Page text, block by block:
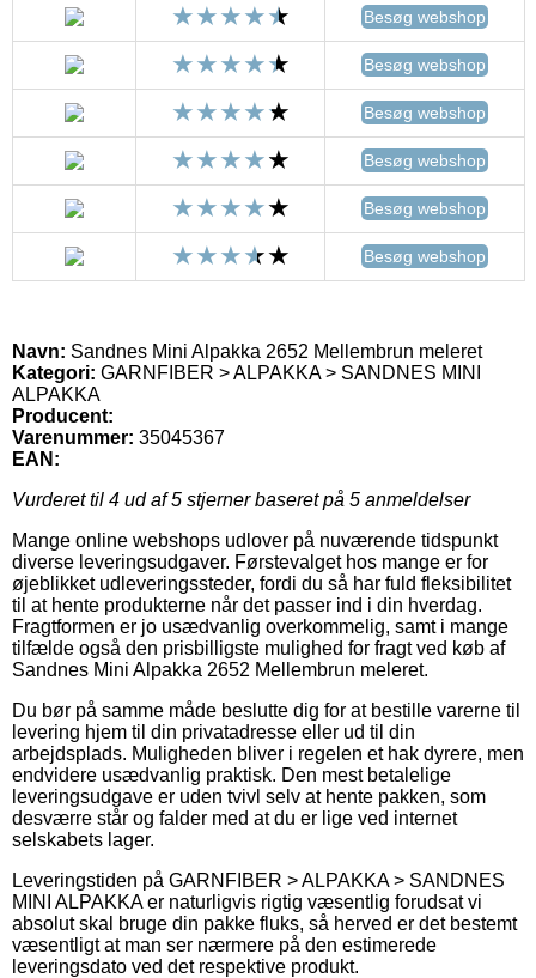
Besøg webshop
Besøg webshop
Besøg webshop
Besøg webshop
Besøg webshop
Besøg webshop
Navn: Sandnes Mini Alpakka 2652 Mellembrun meleret
Kategori: GARNFIBER > ALPAKKA > SANDNES MINI
ALPAKKA
Producent:
Varenummer: 35045367
EAN:
Vurderet til 4 ud af 5 stjerner baseret på 5 anmeldelser
Mange online webshops udlover på nuværende tidspunkt
diverse leveringsudgaver. Førstevalget hos mange er for
øjeblikket udleveringssteder, fordi du så har fuld fleksibilitet
til at hente produkterne når det passer ind i din hverdag.
Fragtformen er jo usædvanlig overkommelig, samt i mange
tilfælde også den prisbilligste mulighed for fragt ved køb af
Sandnes Mini Alpakka 2652 Mellembrun meleret.
Du bør på samme måde beslutte dig for at bestille varerne til
levering hjem til din privatadresse eller ud til din
arbejdsplads. Muligheden bliver i regelen et hak dyrere, men
endvidere usædvanlig praktisk. Den mest betalelige
leveringsudgave er uden tvivl selv at hente pakken, som
desværre står og falder med at du er lige ved internet
selskabets lager.
Leveringstiden på GARNFIBER > ALPAKKA > SANDNES
MINI ALPAKKA er naturligvis rigtig væsentlig forudsat vi
absolut skal bruge din pakke fluks, så herved er det bestemt
væsentligt at man ser nærmere på den estimerede
leveringsdato ved det respektive produkt.